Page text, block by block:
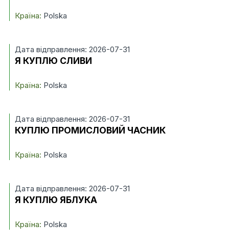
Країна: Polska
Дата відправлення: 2026-07-31
Я КУПЛЮ СЛИВИ
Країна: Polska
Дата відправлення: 2026-07-31
КУПЛЮ ПРОМИСЛОВИЙ ЧАСНИК
Країна: Polska
Дата відправлення: 2026-07-31
Я КУПЛЮ ЯБЛУКА
Країна: Polska